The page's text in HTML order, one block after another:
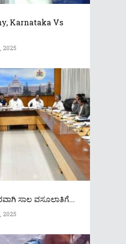
Karnataka Vs
2025
ಸಾಲ ವಸೂಲಾತಿಗೆ...
2025